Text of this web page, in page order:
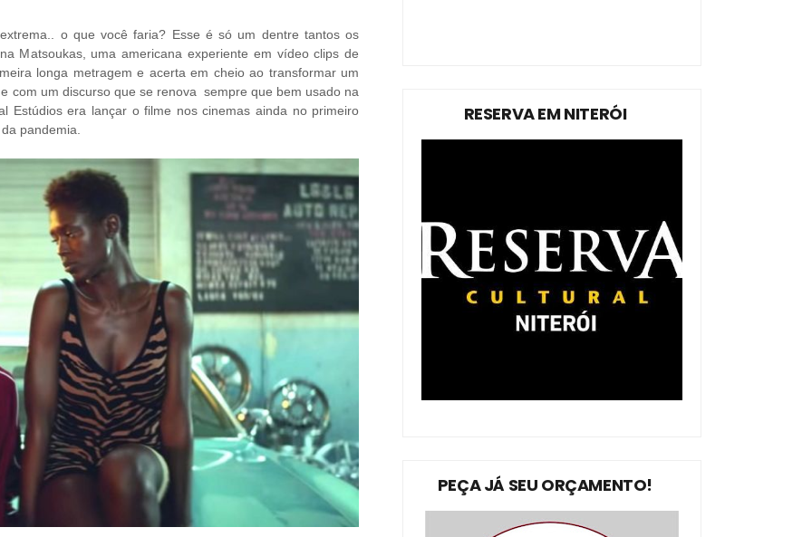
o que você faria? Esse é só um dentre tantos os
Matsoukas, uma americana experiente em vídeo clips de
longa metragem e acerta em cheio ao transformar um
com um discurso que se renova sempre que bem usado na
Estúdios era lançar o filme nos cinemas ainda no primeiro
pandemia.
RESERVA EM NITERÓI
PEÇA JÁ SEU ORÇAMENTO!